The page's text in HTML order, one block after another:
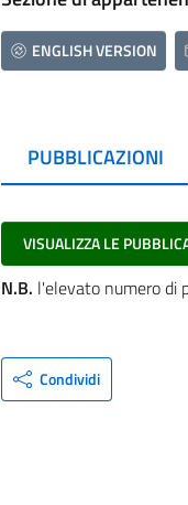
ENGLISH VERSION
PUBBLICAZIONI
VISUALIZZA LE
N.B. l'elevato numero di
Condividi